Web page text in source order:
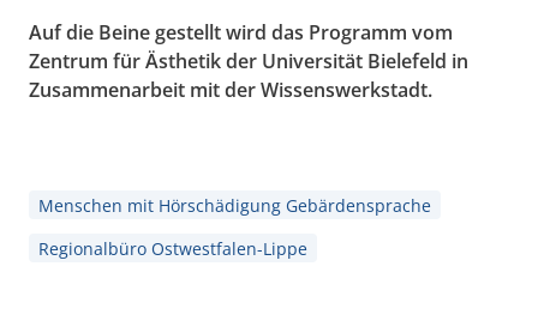
Auf die Beine gestellt wird das Programm vom
Zentrum für Ästhetik der Universität Bielefeld in
Zusammenarbeit mit der Wissenswerkstadt.
Menschen mit Hörschädigung Gebärdensprache
Regionalbüro Ostwestfalen-Lippe